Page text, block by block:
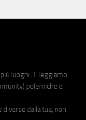
luoghi. Ti leggiamo.
polemiche e
diverse dalla tua, non